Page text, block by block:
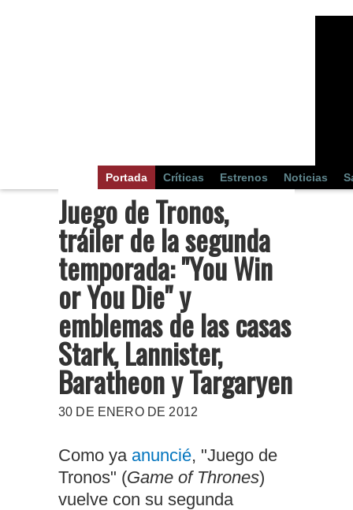
Portada Críticas Estrenos Noticias
Juego de Tronos,
tráiler de la segunda
temporada: "You Win
or You Die" y
emblemas de las casas
Stark, Lannister,
Baratheon y Targaryen
30 DE ENERO DE 2012
Como ya anuncié, "Juego de
Tronos" (Game of Thrones)
vuelve con su segunda